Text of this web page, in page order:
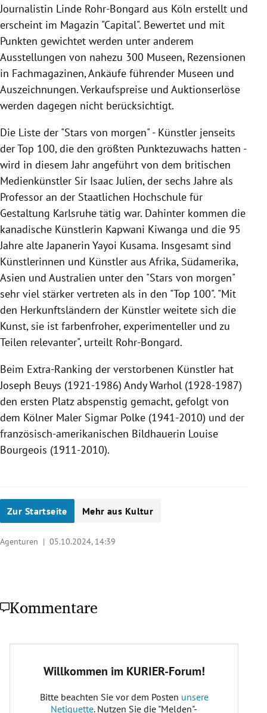
Journalistin Linde Rohr-Bongard aus Köln erstellt und
erscheint im Magazin "Capital". Bewertet und mit
Punkten gewichtet werden unter anderem
Ausstellungen von nahezu 300 Museen, Rezensionen
in Fachmagazinen, Ankäufe führender Museen und
Auszeichnungen. Verkaufspreise und Auktionserlöse
werden dagegen nicht berücksichtigt.
Die Liste der "Stars von morgen" - Künstler jenseits
der Top 100, die den größten Punktezuwachs hatten -
wird in diesem Jahr angeführt von dem britischen
Medienkünstler Sir Isaac Julien, der sechs Jahre als
Professor an der Staatlichen Hochschule für
Gestaltung Karlsruhe tätig war. Dahinter kommen die
kanadische Künstlerin Kapwani Kiwanga und die 95
Jahre alte Japanerin Yayoi Kusama. Insgesamt sind
Künstlerinnen und Künstler aus Afrika, Südamerika,
Asien und Australien unter den "Stars von morgen"
sehr viel stärker vertreten als in den "Top 100". "Mit
den Herkunftsländern der Künstler weitete sich die
Kunst, sie ist farbenfroher, experimenteller und zu
Teilen relevanter", urteilt Rohr-Bongard.
Beim Extra-Ranking der verstorbenen Künstler hat
Joseph Beuys (1921-1986) Andy Warhol (1928-1987)
den ersten Platz abspenstig gemacht, gefolgt von
dem Kölner Maler Sigmar Polke (1941-2010) und der
französisch-amerikanischen Bildhauerin Louise
Bourgeois (1911-2010).
Zur Startseite Mehr aus Kultur
Agenturen | 05.10.2024, 14:39
Kommentare